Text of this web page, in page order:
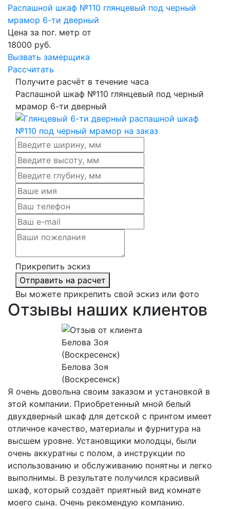
Распашной шкаф №110 глянцевый под черный
мрамор 6-ти дверный
Цена за пог. метр от
18000 руб.
Вызвать замерщика
Рассчитать
Получите расчёт в течение часа
Распашной шкаф №110 глянцевый под черный
мрамор 6-ти дверный
Прикрепить эскиз
Отправить на расчет
Вы можете прикрепить свой эскиз или фото
Отзывы наших клиентов
Белова Зоя
(Воскресенск)
Я очень довольна своим заказом и установкой в
этой компании. Приобретенный мной белый
двухдверный шкаф для детской с принтом имеет
отличное качество, материалы и фурнитура на
высшем уровне. Установщики молодцы, были
очень аккуратны с полом, а инструкции по
использованию и обслуживанию понятны и легко
выполнимы. В результате получился красивый
шкаф, который создаёт приятный вид комнате
моего сына. Очень рекомендую компанию.